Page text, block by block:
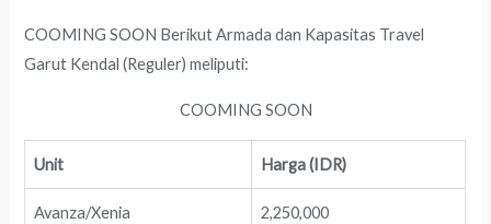
COOMING SOON Berikut Armada dan Kapasitas Travel
Garut Kendal (Reguler) meliputi:
COOMING SOON
Unit Harga (IDR)
Avanza/Xenia 2,250,000